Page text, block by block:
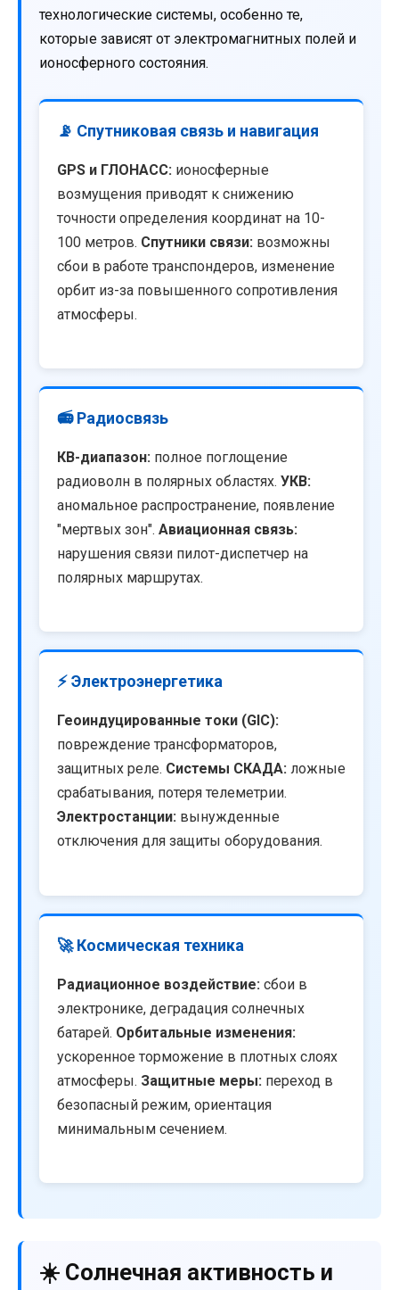
технологические системы, особенно те,
которые зависят от электромагнитных полей и
ионосферного состояния.
📡 Спутниковая связь и навигация
GPS и ГЛОНАСС: ионосферные
возмущения приводят к снижению
точности определения координат на 10-
100 метров. Спутники связи: возможны
сбои в работе транспондеров, изменение
орбит из-за повышенного сопротивления
атмосферы.
📻 Радиосвязь
КВ-диапазон: полное поглощение
радиоволн в полярных областях. УКВ:
аномальное распространение, появление
"мертвых зон". Авиационная связь:
нарушения связи пилот-диспетчер на
полярных маршрутах.
⚡ Электроэнергетика
Геоиндуцированные токи (GIC):
повреждение трансформаторов,
защитных реле. Системы СКАДА: ложные
срабатывания, потеря телеметрии.
Электростанции: вынужденные
отключения для защиты оборудования.
🚀 Космическая техника
Радиационное воздействие: сбои в
электронике, деградация солнечных
батарей. Орбитальные изменения:
ускоренное торможение в плотных слоях
атмосферы. Защитные меры: переход в
безопасный режим, ориентация
минимальным сечением.
☀️ Солнечная активность и